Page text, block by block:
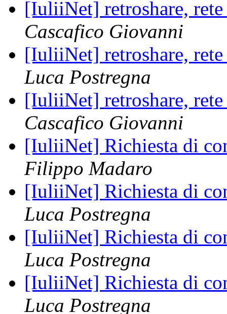
[IuliiNet] retroshare,
Cascafico Giovanni
[IuliiNet] retroshare,
Luca Postregna
[IuliiNet] retroshare,
Cascafico Giovanni
[IuliiNet] Richiesta di
Filippo Madaro
[IuliiNet] Richiesta di
Luca Postregna
[IuliiNet] Richiesta di
Luca Postregna
[IuliiNet] Richiesta di
Luca Postregna